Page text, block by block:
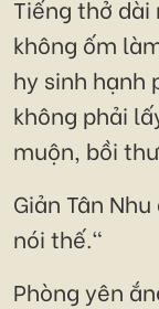
Tiếng thở
không ốm
hy sinh hạnh
không phải
muộn, bồi
Giản Tân
nói thế."
Phòng yên